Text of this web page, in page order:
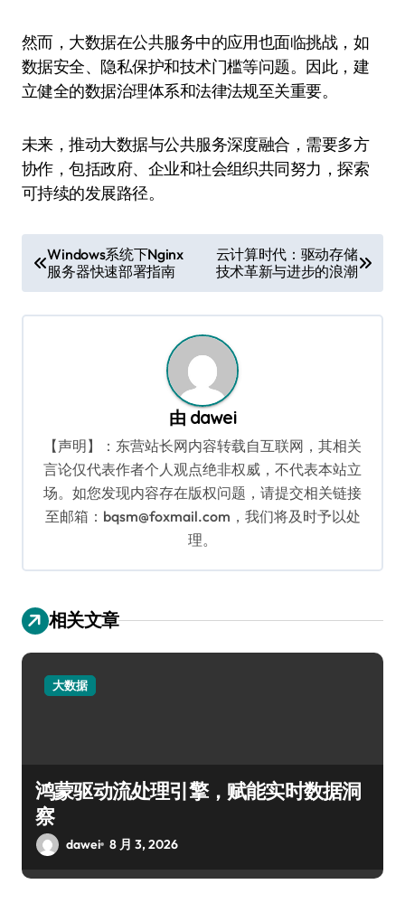
然而，大数据在公共服务中的应用也面临挑战，如
数据安全、隐私保护和技术门槛等问题。因此，建
立健全的数据治理体系和法律法规至关重要。
未来，推动大数据与公共服务深度融合，需要多方
协作，包括政府、企业和社会组织共同努力，探索
可持续的发展路径。
章
导
Windows系统下Nginx
服务器快速部署指南
云计算时代：驱动存储
技术革新与进步的浪潮
由 dawei
【声明】：东营站长网内容转载自互联网，其相关
言论仅代表作者个人观点绝非权威，不代表本站立
场。如您发现内容存在版权问题，请提交相关链接
至邮箱：bqsm@foxmail.com，我们将及时予以处
理。
相关文章
大数据
鸿蒙驱动流处理引擎，赋能实时数据洞
察
dawei 8 月 3, 2026